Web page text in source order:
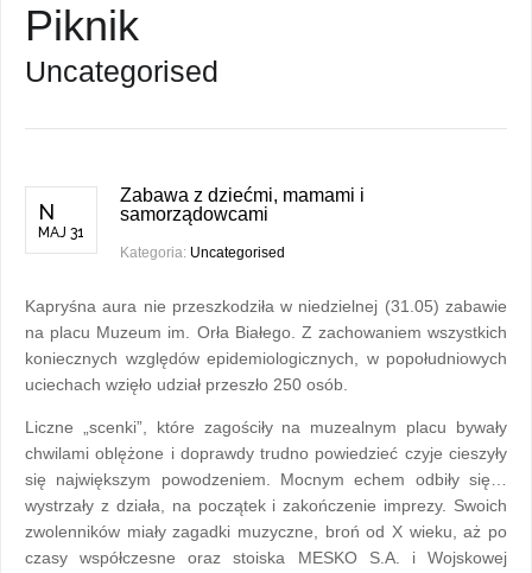
Piknik
Uncategorised
N
MAJ 31
Zabawa z dziećmi, mamami i
samorządowcami
Kategoria: Uncategorised
Kapryśna aura nie przeszkodziła w niedzielnej (31.05) zabawie
na placu Muzeum im. Orła Białego. Z zachowaniem wszystkich
koniecznych względów epidemiologicznych, w popołudniowych
uciechach wzięło udział przeszło 250 osób.
Liczne „scenki”, które zagościły na muzealnym placu bywały
chwilami oblężone i doprawdy trudno powiedzieć czyje cieszyły
się największym powodzeniem. Mocnym echem odbiły się…
wystrzały z działa, na początek i zakończenie imprezy. Swoich
zwolenników miały zagadki muzyczne, broń od X wieku, aż po
czasy współczesne oraz stoiska MESKO S.A. i Wojskowej